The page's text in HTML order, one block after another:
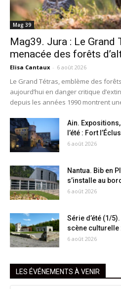
Mag 39
Mag39. Jura : Le Grand
menacée des forêts
Elisa Cantaux - 6 août 2026
Le Grand Tétras, emblème des
aujourd’hui en danger critique
depuis les années 1990 montrent
Ain.
l’été : Fort
6 août 2026
Nantua. Bib en
s’installe au
6 août 2026
Série d’été (1/
scène culturelle
6 août 2026
LES ÉVÉNEMENTS À VENIR